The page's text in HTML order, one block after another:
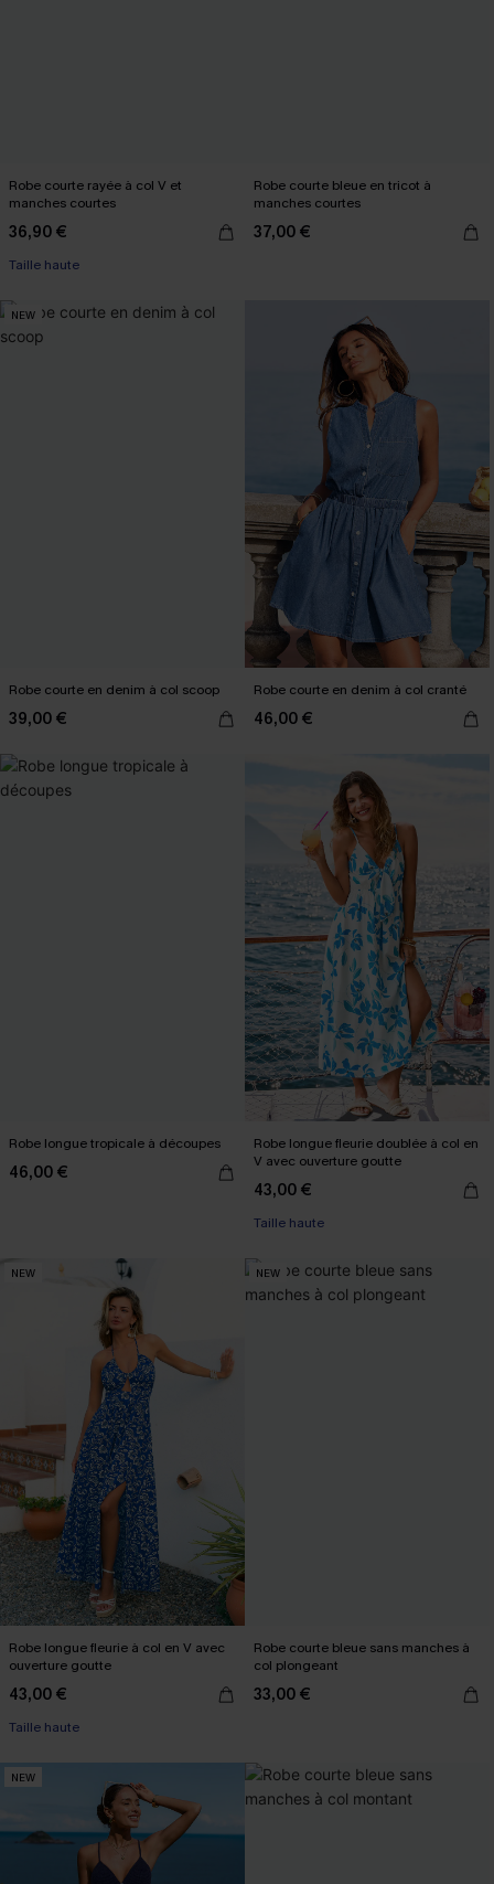
Robe courte rayée à col V et
manches courtes
36,90 €
Taille haute
Robe courte bleue en tricot à
manches courtes
37,00 €
NEW
Robe courte en denim à col scoop
39,00 €
Robe courte en denim à col cranté
46,00 €
Robe longue tropicale à découpes
46,00 €
Robe longue fleurie doublée à col en
V avec ouverture goutte
43,00 €
Taille haute
NEW
Robe longue fleurie à col en V avec
ouverture goutte
43,00 €
Taille haute
NEW
Robe courte bleue sans manches à
col plongeant
33,00 €
NEW